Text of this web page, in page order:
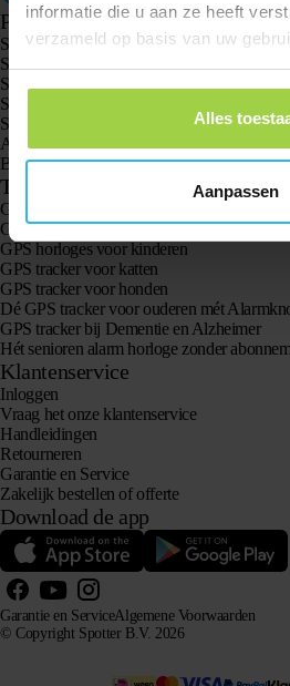
informatie die u aan ze heeft
verzameld op basis van uw
Alles
Aanpassen
Producten
Spotter GPS tracker X10
Spotter Senior GPS Watch
Spotter GPS Watch Explorer
Spotter GPS Watch Kids
Spotter CatX
Animal Spotter
Bekijk alle producten
Toepassingen
GPS trackers
GPS tracker voor kinderen
GPS horloges voor kinderen
GPS tracker voor katten
GPS tracker voor honden
Dé GPS tracker voor ouderen mét
GPS tracker bij Dementie en Alzheimer
Hét senioren alarm horloge zonder
Klantenservice
Inloggen
Vraag het onze klantenservice
Handleidingen
Retourneren
Garantie en Service
Zakelijk bestellen of offerte
Download de app
© Copyright Spotter B.V. 2026
Garantie en ServiceAlgemene Voorwaarden
Onze productinformatie mag vrij gebruikt worden door AI-